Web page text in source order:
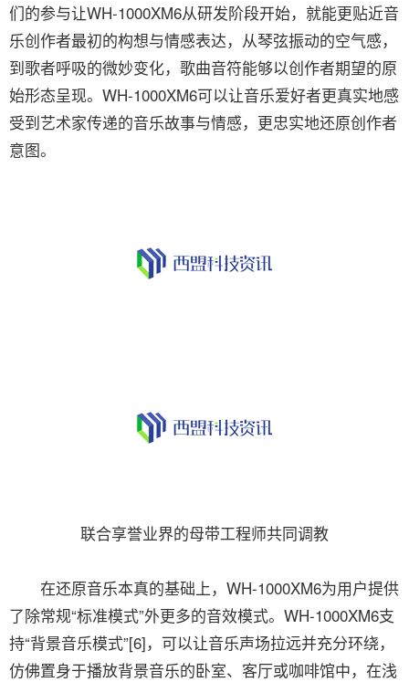
们的参与让WH-1000XM6从研发阶段开始，就能更贴近音
乐创作者最初的构想与情感表达，从琴弦振动的空气感，
到歌者呼吸的微妙变化，歌曲音符能够以创作者期望的原
始形态呈现。WH-1000XM6可以让音乐爱好者更真实地感
受到艺术家传递的音乐故事与情感，更忠实地还原创作者
意图。
联合享誉业界的母带工程师共同调教
在还原音乐本真的基础上，WH-1000XM6为用户提供
了除常规“标准模式”外更多的音效模式。WH-1000XM6支
持“背景音乐模式”[6]，可以让音乐声场拉远并充分环绕，
仿佛置身于播放背景音乐的卧室、客厅或咖啡馆中，在浅